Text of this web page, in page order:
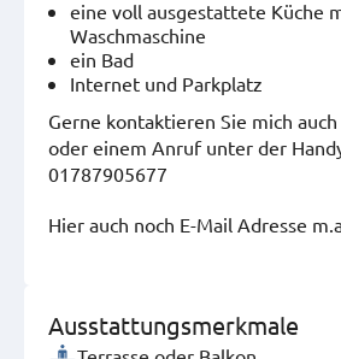
eine voll ausgestattete Küche
Waschmaschine
ein Bad
Internet und Parkplatz
Gerne kontaktieren Sie mich
oder einem Anruf unter der
01787905677
Hier auch noch E-Mail Adresse
Ausstattungsmerkmale